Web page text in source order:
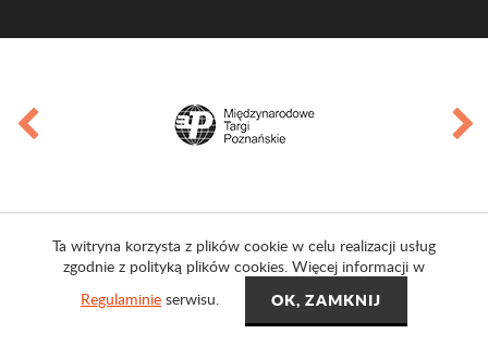
Ta witryna korzysta z plików cookie w celu realizacji usług
zgodnie z polityką plików cookies. Więcej informacji w
Regulaminie serwisu.